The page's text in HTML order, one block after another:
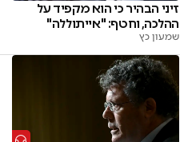
זיני הבהיר כי הוא מקפיד על
ההלכה, וחטף: "אייתוללה"
שמעון כץ